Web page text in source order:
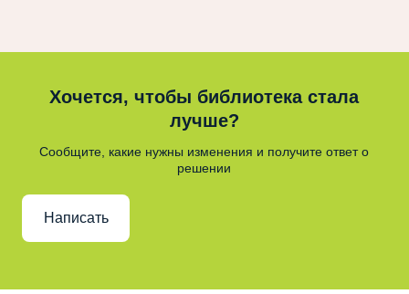
Хочется, чтобы библиотека стала
лучше?
Сообщите, какие нужны изменения и получите ответ о
решении
Написать